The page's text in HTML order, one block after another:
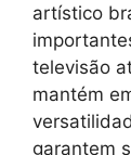
artístico
televisão
mantém
garantem